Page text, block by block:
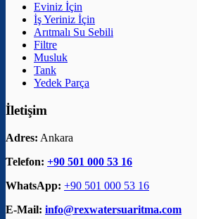
Eviniz İçin
İş Yeriniz İçin
Arıtmalı Su Sebili
Filtre
Musluk
Tank
Yedek Parça
İletişim
Adres: Ankara
Telefon: +90 501 000 53 16
WhatsApp: +90 501 000 53 16
E-Mail: info@rexwatersuaritma.com